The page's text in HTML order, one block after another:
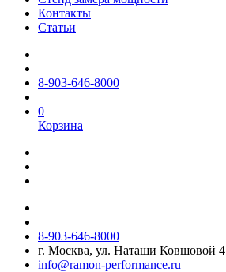
Контакты
Статьи
8-903-646-8000
0
Корзина
8-903-646-8000
г. Москва, ул. Наташи Ковшовой 4
info@ramon-performance.ru